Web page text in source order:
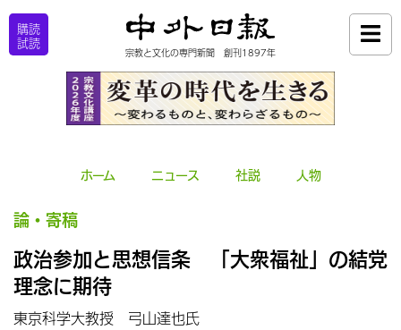
購読
試読
宗教と文化の専門新聞 創刊1897年
ホーム ニュース 社説 人物
論・寄稿
政治参加と思想信条 「大衆福祉」の結党
理念に期待
東京科学大教授 弓山達也氏